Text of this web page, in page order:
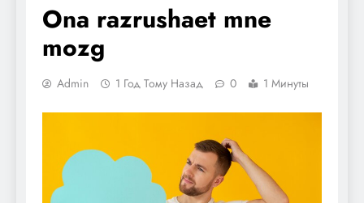
Ona razrushaet mne
mozg
Admin 1 Год Тому Назад 0 1 Минуты